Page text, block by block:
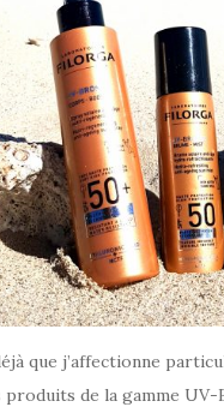
que j’affectionne
produits de la gamme UV-